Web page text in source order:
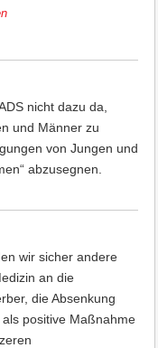
nicht dazu da,
und Männer zu
von Jungen und
abzusegnen.
wir sicher andere
an die
die Absenkung
positive Maßnahme